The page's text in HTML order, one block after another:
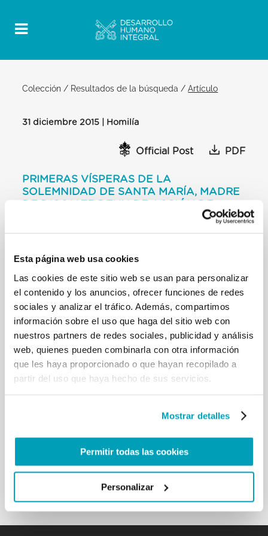
Esta página web usa cookies
Las cookies de este sitio web se usan para personalizar
el contenido y los anuncios, ofrecer funciones de redes
sociales y analizar el tráfico. Además, compartimos
información sobre el uso que haga del sitio web con
nuestros partners de redes sociales, publicidad y análisis
web, quienes pueden combinarla con otra información
que les haya proporcionado o que hayan recopilado a
partir del uso que haya hecho de sus servicios.
Mostrar detalles
Permitir todas las cookies
Personalizar
Colección / Resultados de la búsqueda /Artículo
31 diciembre 2015 | Homilía
Official Post PDF
PRIMERAS VÍSPERAS DE LA
SOLEMNIDAD DE SANTA MARÍA, MADRE
GRACIAS HOMILÍA DEL SANTO PADRE
BASÍLICA VATICANA
especial los signos que Dios nos ha concedido, para
tocar con la mano la fuerza de su amor
misericordioso. No podemos olvidar que muchas
jornadas se vieron marcadas por la violencia, la
muerte, el sufrimiento indecible de muchos
inocentes, los refugiados obligados a abandonar su
patria, los hombres, mujeres y niños sin morada
estable, alimento y sustento. Aún así, cuántos
grandes gestos de bondad, de amor y de
Las cosas buenas no son noticia. Estos signos de
si en algún momento puede presentarse más débil
y escondido. […]
Volver a los resultados